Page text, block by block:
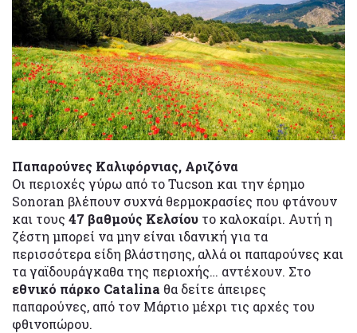
Παπαρούνες Καλιφόρνιας, Αριζόνα
Οι περιοχές γύρω από το Tucson και την έρημο
Sonoran βλέπουν συχνά θερμοκρασίες που φτάνουν
και τους 47 βαθμούς Κελσίου το καλοκαίρι. Αυτή η
ζέστη μπορεί να μην είναι ιδανική για τα
περισσότερα είδη βλάστησης, αλλά οι παπαρούνες και
τα γαϊδουράγκαθα της περιοχής… αντέχουν. Στο
εθνικό πάρκο Catalina θα δείτε άπειρες
παπαρούνες, από τον Μάρτιο μέχρι τις αρχές του
φθινοπώρου.